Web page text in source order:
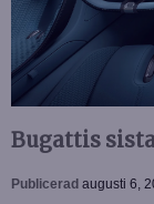
Bugattis
Publicerad augusti 6,